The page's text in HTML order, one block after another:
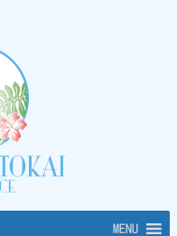
MENU